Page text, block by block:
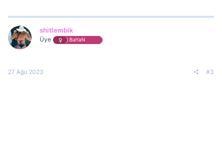
shitlembik
Üye BaYaN
27 Ağu 2023 #3